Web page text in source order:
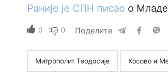
Раније је СПН писао о
0 0 Поделите
Митрополит Теодосије Косово и